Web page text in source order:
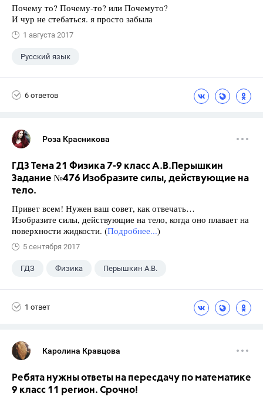
Почему то? Почему-то? или Почемуто?
И чур не стебаться. я просто забыла
1 августа 2017
Русский язык
6 ответов
Роза Красникова
ГДЗ Тема 21 Физика 7-9 класс А.В.Перышкин
Задание №476 Изобразите силы, действующие на
тело.
Привет всем! Нужен ваш совет, как отвечать…
Изобразите силы, действующие на тело, когда оно плавает на
поверхности жидкости. (Подробнее...)
5 сентября 2017
ГДЗ Физика Перышкин А.В.
1 ответ
Каролина Кравцова
Ребята нужны ответы на пересдачу по математике
9 класс 11 регион. Срочно!